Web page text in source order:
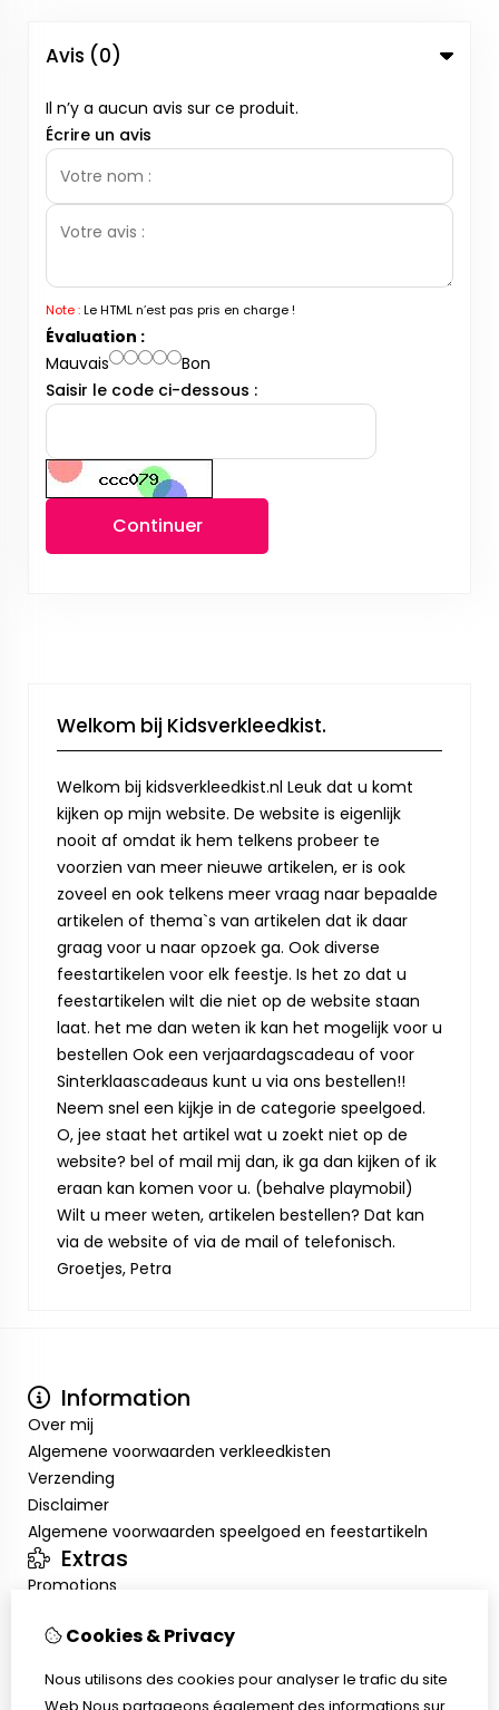
Avis (0)
Il n’y a aucun avis sur ce produit.
Écrire un avis
Note :Le HTML n’est pas pris en charge !
Évaluation :
Mauvais
Bon
Saisir le code ci-dessous :
Continuer
Welkom bij Kidsverkleedkist.
Welkom bij kidsverkleedkist.nl Leuk dat u komt
kijken op mijn website. De website is eigenlijk
nooit af omdat ik hem telkens probeer te
voorzien van meer nieuwe artikelen, er is ook
zoveel en ook telkens meer vraag naar bepaalde
artikelen of thema`s van artikelen dat ik daar
graag voor u naar opzoek ga. Ook diverse
feestartikelen voor elk feestje. Is het zo dat u
feestartikelen wilt die niet op de website staan
laat. het me dan weten ik kan het mogelijk voor u
bestellen Ook een verjaardagscadeau of voor
Sinterklaascadeaus kunt u via ons bestellen!!
Neem snel een kijkje in de categorie speelgoed.
O, jee staat het artikel wat u zoekt niet op de
website? bel of mail mij dan, ik ga dan kijken of ik
eraan kan komen voor u. (behalve playmobil)
Wilt u meer weten, artikelen bestellen? Dat kan
via de website of via de mail of telefonisch.
Groetjes, Petra
Information
Over mij
Algemene voorwaarden verkleedkisten
Verzending
Disclaimer
Algemene voorwaarden speelgoed en feestartikeln
Extras
Promotions
InloggenCookies & Privacy
Nous utilisons des cookies pour analyser le trafic du site